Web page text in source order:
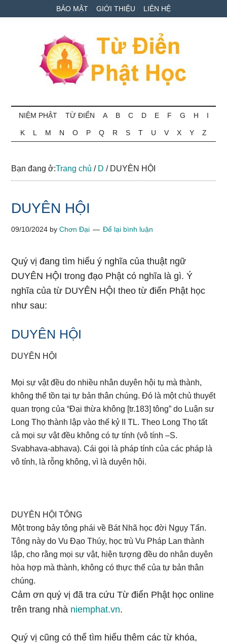
to
to
qua
BẢO MẬT GIỚI THIỆU LIÊN HỆ
Từ
điển
Phật
học
ngữ
NIỆM PHẬT TỪ ĐIỂN A B C D E F G H I
K L M N O P Q R S T U V X Y Z
Bạn đang ở:Trang chủ / D /DUYÊN HỘI
DUYÊN HỘI
09/10/2024 byChơn Đại Để lại bình luận
Quý vị đang tìm hiểu ý nghĩa của thuật ngữ
DUYÊN HỘI trong đạo Phật có nghĩa là gì. Ý
nghĩa của từ DUYÊN HỘI theo từ điển Phật học
như sau:
DUYÊN HỘI
DUYÊN HỘI
Mọi sự vật đều do nhiều nhân duyên hội tụ mà thành,
không thể tồn tại tự bản thân chúng. Đó là một chủ thuyết
quan trọng của “Đại thừa không [tr.183] tông” do Luận sư
Long Thọ thành lập vào thế kỷ II TL. Theo Long Thọ tất
cả mọi sự vật đều không có tự tính (vô tính –S.
Svabhava-abhava). Cái gọi là pháp tính của các pháp là
vô tính, là rỗng không, vì là duyên hội.
DUYÊN HỘI TÔNG
Một trong bảy tông phái về Bát Nhã học đời Ngụy Tấn.
Tông này do Vu Đạo Thúy, học trù Vu Pháp Lan thành
lập, cho rằng mọi sự vật, hiện tượng đều do nhân duyên
hòa hợp mà thành, không có thực thể của tự bản thân
chúng.
Cảm ơn quý vị đã tra cứu Từ điển Phật học online
trên trang nhà niemphat.vn.
Quý vị cũng có thể tìm hiểu thêm các từ khóa,